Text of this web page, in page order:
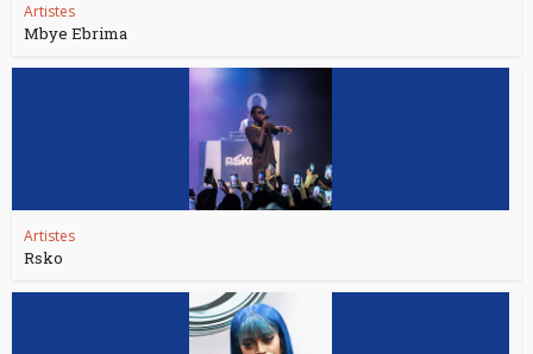
Artistes
Mbye Ebrima
Artistes
Rsko